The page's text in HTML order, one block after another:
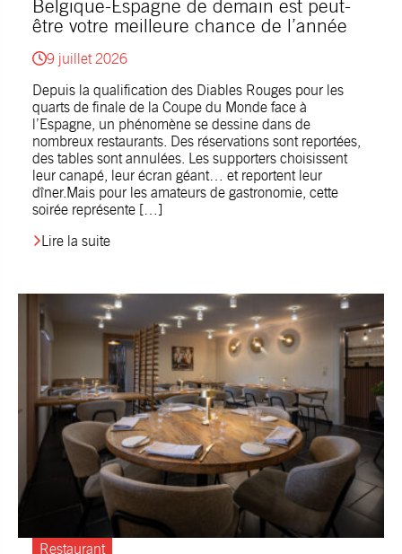
Belgique-Espagne de demain est peut-
être votre meilleure chance de l’année
9 juillet 2026
Depuis la qualification des Diables Rouges pour les
quarts de finale de la Coupe du Monde face à
l’Espagne, un phénomène se dessine dans de
nombreux restaurants. Des réservations sont reportées,
des tables sont annulées. Les supporters choisissent
leur canapé, leur écran géant… et reportent leur
dîner.Mais pour les amateurs de gastronomie, cette
soirée représente […]
Lire la suite
Restaurant